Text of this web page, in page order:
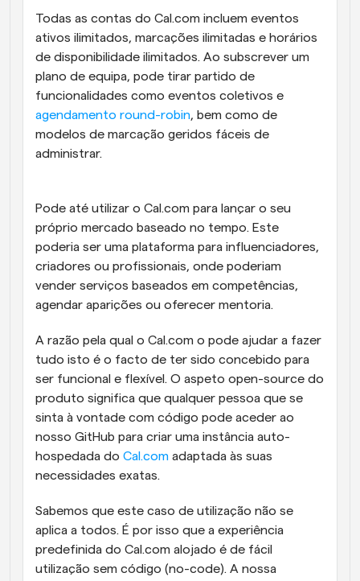
Todas as contas do Cal.com incluem eventos
ativos ilimitados, marcações ilimitadas e horários
de disponibilidade ilimitados. Ao subscrever um
plano de equipa, pode tirar partido de
agendamento round-robin, bem como de
modelos de marcação geridos fáceis de
administrar.
Pode até utilizar o Cal.com para lançar o seu
próprio mercado baseado no tempo. Este
poderia ser uma plataforma para influenciadores,
criadores ou profissionais, onde poderiam
vender serviços baseados em competências,
agendar aparições ou oferecer mentoria.
A razão pela qual o Cal.com o pode ajudar a fazer
tudo isto é o facto de ter sido concebido para
ser funcional e flexível. O aspeto open-source do
produto significa que qualquer pessoa que se
sinta à vontade com código pode aceder ao
nosso GitHub para criar uma instância auto-
hospedada do Cal.com adaptada às suas
necessidades exatas.
Sabemos que este caso de utilização não se
aplica a todos. É por isso que a experiência
predefinida do Cal.com alojado é de fácil
utilização sem código (no-code). A nossa